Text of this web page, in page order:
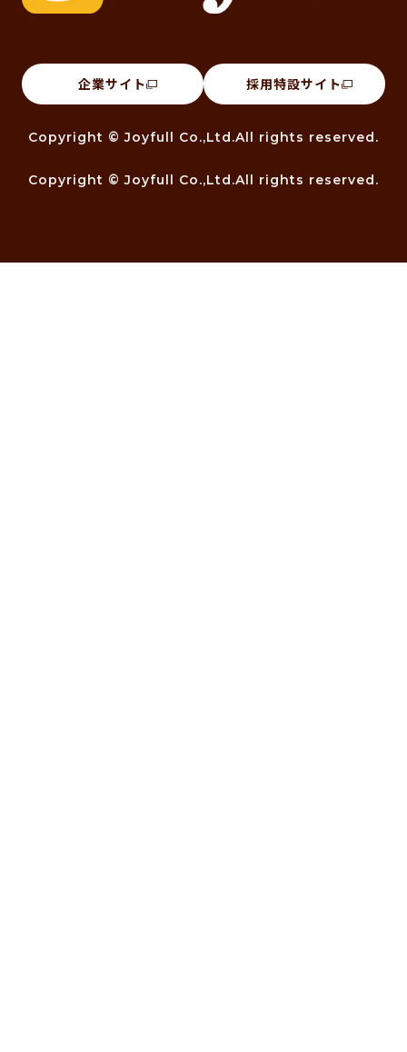
企業サイト 採用特設サイト
Copyright © Joyfull Co.,Ltd.All rights reserved.
Copyright © Joyfull Co.,Ltd.All rights reserved.